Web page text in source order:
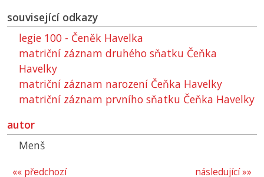
související odkazy
legie 100 - Čeněk Havelka
matriční záznam druhého sňatku Čeňka
Havelky
matriční záznam narození Čeňka Havelky
matriční záznam prvního sňatku Čeňka Havelky
autor
Menš
následující »»
«« předchozí